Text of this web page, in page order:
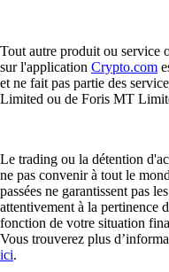
Tout autre produit ou service
sur l'application Crypto.com
et ne fait pas partie des
Limited ou de Foris MT
Le trading ou la détention
ne pas convenir à tout le
passées ne garantissent pas
attentivement à la pertinence
fonction de votre situation
Vous trouverez plus
ici.